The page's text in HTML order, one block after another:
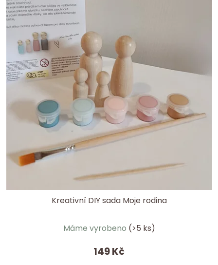
Kreativní DIY sada Moje rodina
hodnocení
produktu
Máme vyrobeno (>5 ks)
149 Kč